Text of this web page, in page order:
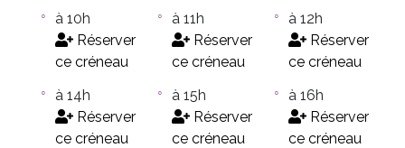
à 10h
Réserver
ce créneau
à 11h
Réserver
ce créneau
à 12h
Réserver
ce créneau
à 14h
Réserver
ce créneau
à 15h
Réserver
ce créneau
à 16h
Réserver
ce créneau